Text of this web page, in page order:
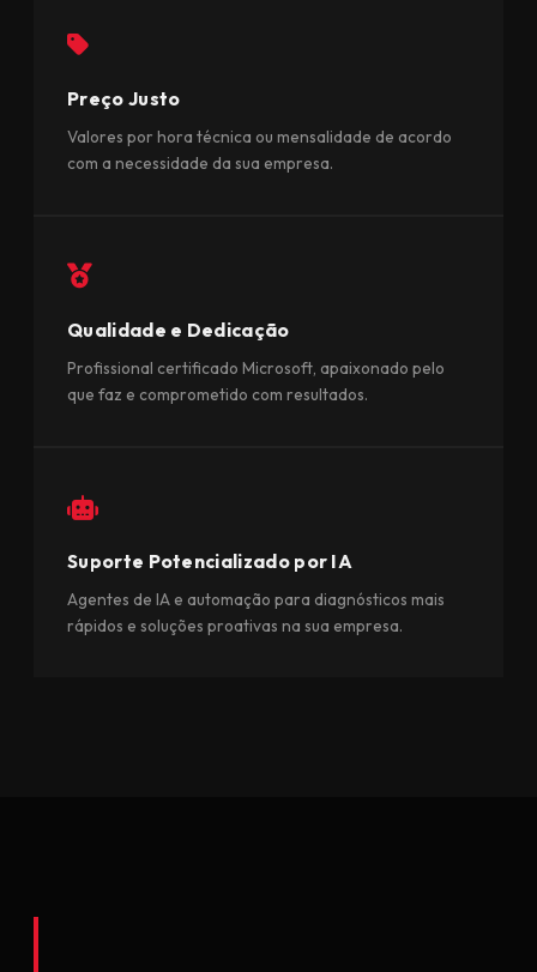
Preço Justo
Valores por hora técnica ou mensalidade de acordo
com a necessidade da sua empresa.
Qualidade e Dedicação
Profissional certificado Microsoft, apaixonado pelo
que faz e comprometido com resultados.
Suporte Potencializado por IA
Agentes de IA e automação para diagnósticos mais
rápidos e soluções proativas na sua empresa.